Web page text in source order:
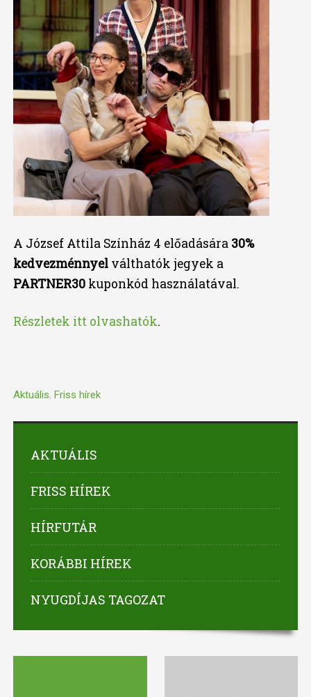
A József Attila Színház 4 előadására 30%
kedvezménnyelválthatók jegyek a
PARTNER30kuponkód használatával.
Részletek itt olvashatók.
Aktuális, Friss hírek
AKTUÁLIS
FRISS HÍREK
HÍRFUTÁR
KORÁBBI HÍREK
NYUGDÍJAS TAGOZAT